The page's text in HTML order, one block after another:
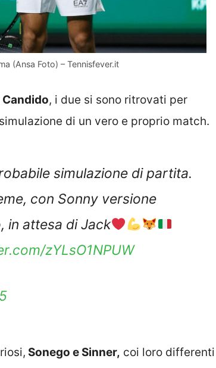
(Ansa Foto) – Tennisfever.it
Candido, i due si sono ritrovati per
di un vero e proprio match.
simulazione di partita.
con Sonny versione
in attesa di Jack
zYLsO1NPUW
Sonego e Sinner, coi loro differenti